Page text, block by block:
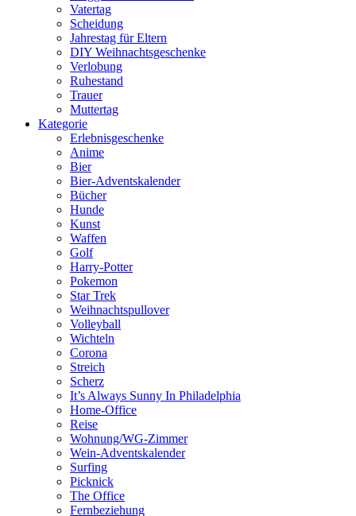
Vatertag
Scheidung
Jahrestag für Eltern
DIY Weihnachtsgeschenke
Verlobung
Ruhestand
Trauer
Muttertag
Kategorie
Erlebnisgeschenke
Anime
Bier
Bier-Adventskalender
Bücher
Hunde
Kunst
Waffen
Golf
Harry-Potter
Pokemon
Star Trek
Weihnachtspullover
Volleyball
Wichteln
Corona
Streich
Scherz
It’s Always Sunny In Philadelphia
Home-Office
Reise
Wohnung/WG-Zimmer
Wein-Adventskalender
Surfing
Picknick
The Office
Fernbeziehung